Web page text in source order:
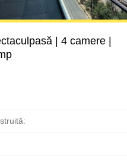
| 4 camere |